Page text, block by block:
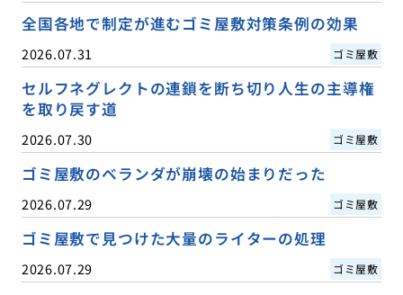
全国各地で制定が進むゴミ屋敷対策条例の効果
2026.07.31 ゴミ屋敷
セルフネグレクトの連鎖を断ち切り人生の主導権
を取り戻す道
2026.07.30 ゴミ屋敷
ゴミ屋敷のベランダが崩壊の始まりだった
2026.07.29 ゴミ屋敷
ゴミ屋敷で見つけた大量のライターの処理
2026.07.29 ゴミ屋敷